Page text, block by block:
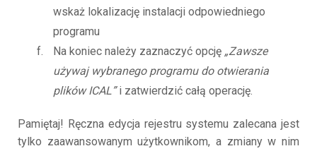
wskaż lokalizację instalacji odpowiedniego
programu
Na koniec należy zaznaczyć opcję „Zawsze
używaj wybranego programu do otwierania
plików ICAL”i zatwierdzić całą operację.
Pamiętaj! Ręczna edycja rejestru systemu zalecana jest
tylko zaawansowanym użytkownikom, a zmiany w nim